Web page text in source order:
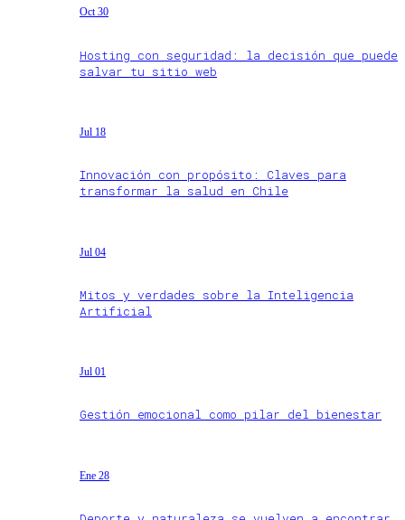
Oct 30
Hosting con seguridad: la decisión que puede
salvar tu sitio web
Jul 18
Innovación con propósito: Claves para
transformar la salud en Chile
Jul 04
Mitos y verdades sobre la Inteligencia
Artificial
Jul 01
Gestión emocional como pilar del bienestar
Ene 28